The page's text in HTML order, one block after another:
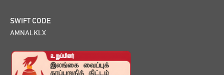
SWIFT CODE
AMNALKLX